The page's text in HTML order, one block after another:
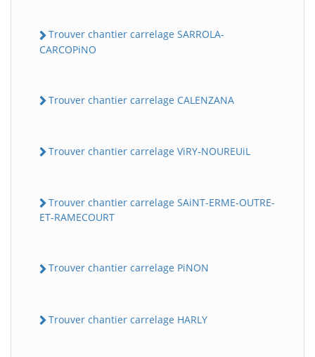
Trouver chantier carrelage SARROLA-
CARCOPiNO
Trouver chantier carrelage CALENZANA
Trouver chantier carrelage ViRY-NOUREUiL
Trouver chantier carrelage SAiNT-ERME-OUTRE-
ET-RAMECOURT
Trouver chantier carrelage PiNON
Trouver chantier carrelage HARLY